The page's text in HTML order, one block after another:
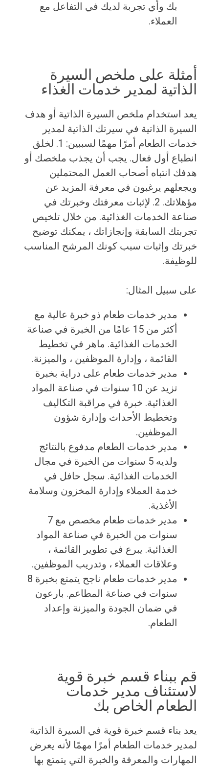
بك وأي تجربة لديك في التفاعل مع
العملاء.
أمثلة على ملخص السيرة
الذاتية لمدير خدمات الغذاء
يعد استخدام ملخص السيرة الذاتية أو هدف
السيرة الذاتية في سيرتك الذاتية لمدير
خدمات الطعام أمرًا مهمًا لسببين: 1. لخلق
انطباع أول فعال. يجب أن يجذب ملخصك أو
هدفك انتباه أصحاب العمل المحتملين
ويجعلهم يرغبون في معرفة المزيد عن
مؤهلاتك. 2. لإثبات معرفتك وخبرتك في
صناعة الخدمات الغذائية. من خلال تلخيص
تجربتك السابقة وإنجازاتك ، يمكنك توضيح
خبرتك وإثبات سبب كونك المرشح المناسب
للوظيفة.
على سبيل المثال:
مدير خدمات طعام ذو خبرة عالية مع
أكثر من 15 عامًا من الخبرة في صناعة
الخدمات الغذائية. ماهر في تخطيط
القائمة ، وإدارة الموظفين ، والميزنة.
مدير خدمات طعام على دراية بخبرة
تزيد عن 10 سنوات في صناعة المواد
الغذائية. خبرة في مراقبة التكاليف
وتخطيط الأحداث وإدارة شؤون
الموظفين.
مدير خدمات الطعام مدفوع بالنتائج
ولديه 5 سنوات من الخبرة في مجال
الخدمات الغذائية. سجل حافل في
خدمة العملاء وإدارة المخزون وسلامة
الأغذية.
مدير خدمات طعام مخصص مع 7
سنوات من الخبرة في صناعة المواد
الغذائية. يبرع في تطوير القائمة ،
وعلاقات العملاء ، وتدريب الموظفين.
مدير خدمات طعام ناجح يتمتع بخبرة 8
سنوات في صناعة المطاعم. بارعون
في ضمان الجودة والميزنة وإعداد
الطعام.
قم ببناء قسم خبرة قوية
لاستئناف مدير خدمات
الطعام الخاص بك
يعد بناء قسم خبرة قوية في السيرة الذاتية
لمدير خدمات الطعام أمرًا مهمًا لأنه يعرض
المهارات والمعرفة والخبرة التي يتمتع بها